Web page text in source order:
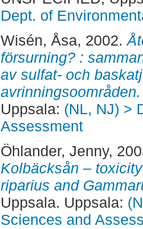
Dept. of
Wisén, Åsa, 2002.
försurning? :
av sulfat- och
avrinningsoområden.
Uppsala: (NL, NJ) >
Assessment
Öhlander, Jenny,
Kolbäcksån –
riparius and
Uppsala. Uppsala:
Sciences and